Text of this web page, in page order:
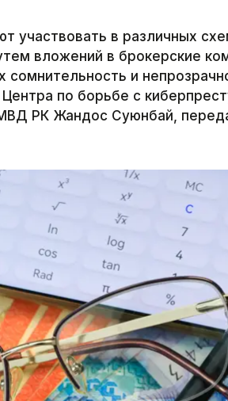
участвовать в различных
вложений в брокерские
сомнительность и
по борьбе с
РК Жандос Суюнбай,